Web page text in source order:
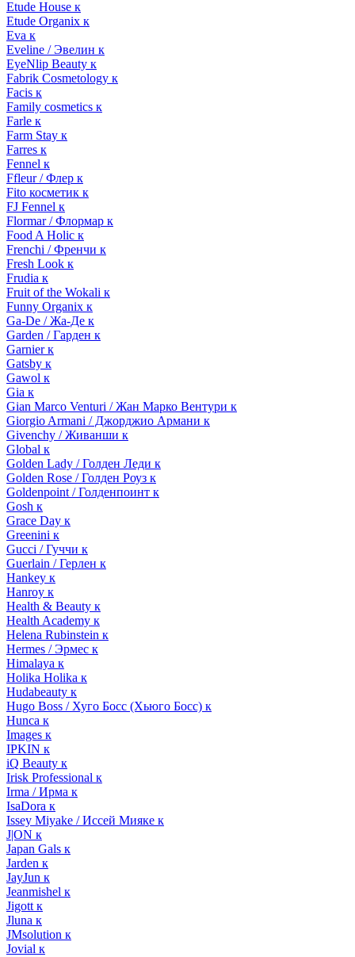
Etude House к
Etude Organix к
Eva к
Eveline / Эвелин к
EyeNlip Beauty к
Fabrik Cosmetology к
Facis к
Family cosmetics к
Farle к
Farm Stay к
Farres к
Fennel к
Ffleur / Флер к
Fito косметик к
FJ Fennel к
Flormar / Флормар к
Food A Holic к
Frenchi / Френчи к
Fresh Look к
Frudia к
Fruit of the Wokali к
Funny Organix к
Ga-De / Жа-Де к
Garden / Гарден к
Garnier к
Gatsby к
Gawol к
Gia к
Gian Marco Venturi / Жан Марко Вентури к
Giorgio Armani / Джорджио Армани к
Givenchy / Живанши к
Global к
Golden Lady / Голден Леди к
Golden Rose / Голден Роуз к
Goldenpoint / Голденпоинт к
Gosh к
Grace Day к
Greenini к
Gucci / Гуччи к
Guerlain / Герлен к
Hankey к
Hanroy к
Health & Beauty к
Health Academy к
Helena Rubinstein к
Hermes / Эрмес к
Himalaya к
Holika Holika к
Hudabeauty к
Hugo Boss / Хуго Босс (Хьюго Босс) к
Hunca к
Images к
IPKIN к
iQ Beauty к
Irisk Professional к
Irma / Ирма к
IsaDora к
Issey Miyake / Иссей Мияке к
J|ON к
Japan Gals к
Jarden к
JayJun к
Jeanmishel к
Jigott к
Jluna к
JMsolution к
Jovial к